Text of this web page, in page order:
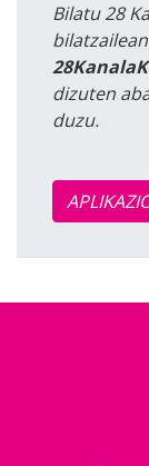
Bilatu 28
dizuten
duzu.